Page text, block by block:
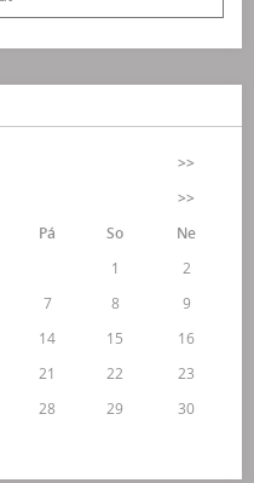
>>
>>
Pá So
Ne
1
2
7 8
9
14 15
16
21 22
23
28 29
30